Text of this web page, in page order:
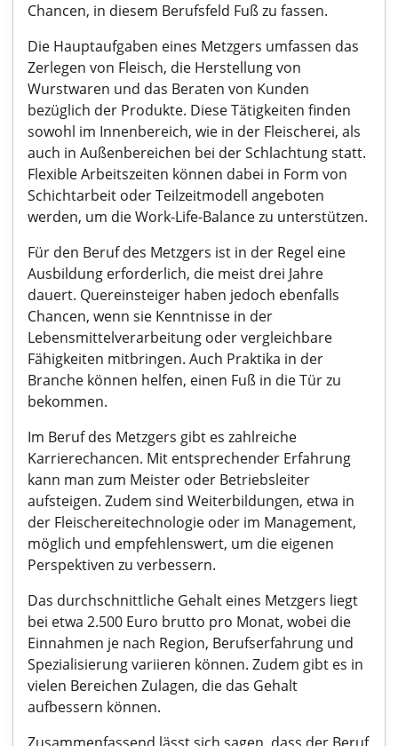
Chancen, in diesem Berufsfeld Fuß zu fassen.
Die Hauptaufgaben eines Metzgers umfassen das
Zerlegen von Fleisch, die Herstellung von
Wurstwaren und das Beraten von Kunden
bezüglich der Produkte. Diese Tätigkeiten finden
sowohl im Innenbereich, wie in der Fleischerei, als
auch in Außenbereichen bei der Schlachtung statt.
Flexible Arbeitszeiten können dabei in Form von
Schichtarbeit oder Teilzeitmodell angeboten
werden, um die Work-Life-Balance zu unterstützen.
Für den Beruf des Metzgers ist in der Regel eine
Ausbildung erforderlich, die meist drei Jahre
dauert. Quereinsteiger haben jedoch ebenfalls
Chancen, wenn sie Kenntnisse in der
Lebensmittelverarbeitung oder vergleichbare
Fähigkeiten mitbringen. Auch Praktika in der
Branche können helfen, einen Fuß in die Tür zu
bekommen.
Im Beruf des Metzgers gibt es zahlreiche
Karrierechancen. Mit entsprechender Erfahrung
kann man zum Meister oder Betriebsleiter
aufsteigen. Zudem sind Weiterbildungen, etwa in
der Fleischereitechnologie oder im Management,
möglich und empfehlenswert, um die eigenen
Perspektiven zu verbessern.
Das durchschnittliche Gehalt eines Metzgers liegt
bei etwa 2.500 Euro brutto pro Monat, wobei die
Einnahmen je nach Region, Berufserfahrung und
Spezialisierung variieren können. Zudem gibt es in
vielen Bereichen Zulagen, die das Gehalt
aufbessern können.